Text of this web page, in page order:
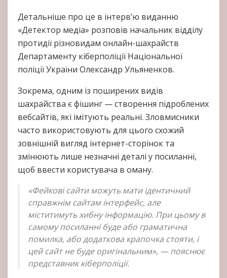
Детальніше про це в інтерв’ю виданню
«Детектор медіа» розповів начальник відділу
протидії різновидам онлайн-шахрайств
Департаменту кіберполіції Національної
поліції України Олександр Ульяненков.
Зокрема, одним із поширених видів
шахрайства є фішинг — створення підроблених
вебсайтів, які імітують реальні. Зловмисники
часто використовують для цього схожий
зовнішній вигляд інтернет-сторінок та
змінюють лише незначні деталі у посиланні,
щоб ввести користувача в оману.
«Фейкові сайти можуть мати ідентичний
справжнім сайтам інтерфейс, але
міститимуть хибну інформацію. При цьому в
самому посиланні буде або граматична
помилка, або додаткова крапочка стояти, і
цей сайт не буде оригінальним», — пояснює
представник кіберполіції.